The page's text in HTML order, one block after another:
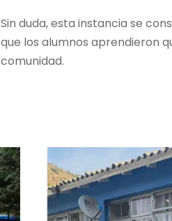
Sin duda, esta instancia se
que los alumnos aprendieron
comunidad.